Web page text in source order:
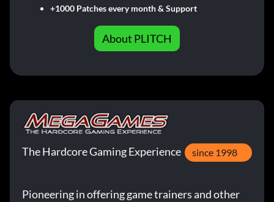
+1000 Patches every month & Support
About PLITCH
The Hardcore Gaming Experience since 1998
Pioneering in offering game trainers and other